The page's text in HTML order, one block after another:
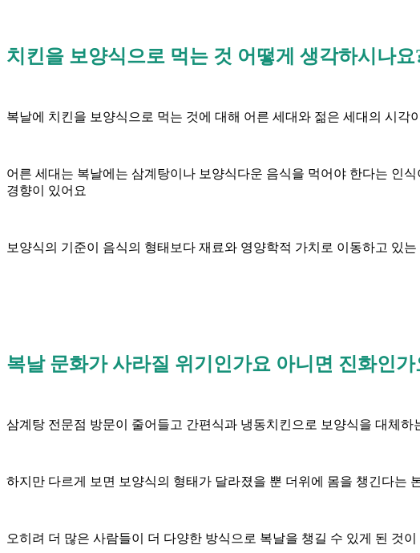
치킨을 보양식으로 먹는 것 어떻게 생각하시나요
복날에 치킨을 보양식으로 먹는 것에 대해 어른 세대와 젊은 세대의 시각
어른 세대는 복날에는 삼계탕이나 보양식다운 음식을 먹어야 한다는 인
경향이 있어요
보양식의 기준이 음식의 형태보다 재료와 영양학적 가치로 이동하고 있
복날 문화가 사라질 위기인가요 아니면 진화인가
삼계탕 전문점 방문이 줄어들고 간편식과 냉동치킨으로 보양식을 대체
하지만 다르게 보면 보양식의 형태가 달라졌을 뿐 더위에 몸을 챙긴다는
오히려 더 많은 사람들이 더 다양한 방식으로 복날을 챙길 수 있게 된 것